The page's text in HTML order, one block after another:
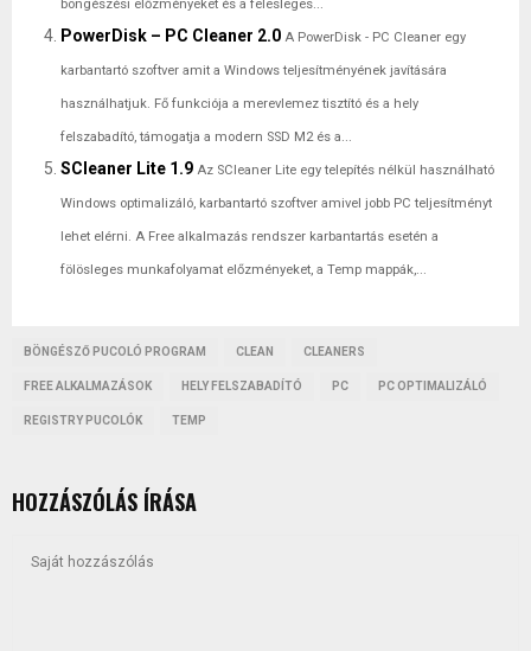
böngészési előzményeket és a felesleges...
PowerDisk – PC Cleaner 2.0 A PowerDisk - PC Cleaner egy
karbantartó szoftver amit a Windows teljesítményének javítására
használhatjuk. Fő funkciója a merevlemez tisztító és a hely
felszabadító, támogatja a modern SSD M2 és a...
SCleaner Lite 1.9 Az SCleaner Lite egy telepítés nélkül használható
Windows optimalizáló, karbantartó szoftver amivel jobb PC teljesítményt
lehet elérni. A Free alkalmazás rendszer karbantartás esetén a
fölösleges munkafolyamat előzményeket, a Temp mappák,...
BÖNGÉSZŐ PUCOLÓ PROGRAM CLEAN CLEANERS
FREE ALKALMAZÁSOK HELY FELSZABADÍTÓ PC PC OPTIMALIZÁLÓ
REGISTRY PUCOLÓK TEMP
HOZZÁSZÓLÁS ÍRÁSA